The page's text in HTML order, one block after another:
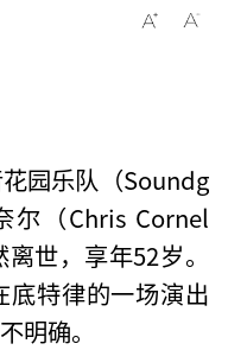
园乐队（Soundg
（Chris Cornel
世，享年52岁。
特律的一场演出
明确。